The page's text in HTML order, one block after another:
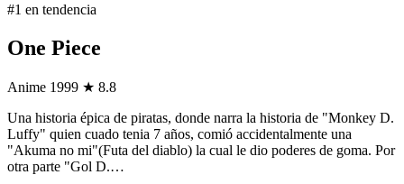
#1 en tendencia
One Piece
Anime 1999 ★ 8.8
Una historia épica de piratas, donde narra la historia de "Monkey D.
Luffy" quien cuado tenia 7 años, comió accidentalmente una
"Akuma no mi"(Futa del diablo) la cual le dio poderes de goma. Por
otra parte "Gol D.…